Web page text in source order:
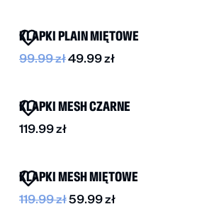
KLAPKI PLAIN MIĘTOWE
99.99zł49.99zł
KLAPKI MESH CZARNE
119.99zł
KLAPKI MESH MIĘTOWE
119.99zł59.99zł